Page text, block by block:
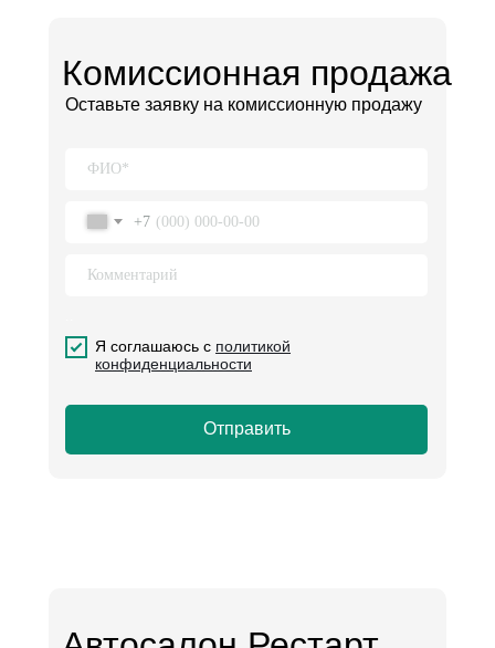
Комиссионная продажа
Оставьте заявку на комиссионную продажу
Я соглашаюсь с политикой
конфиденциальности
+7
Отправить